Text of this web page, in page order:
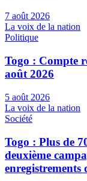
7 août 2026
La voix de la nation
Politique
Togo : Compte
août 2026
5 août 2026
La voix de la nation
Société
Togo : Plus de
deuxième
enregistrements